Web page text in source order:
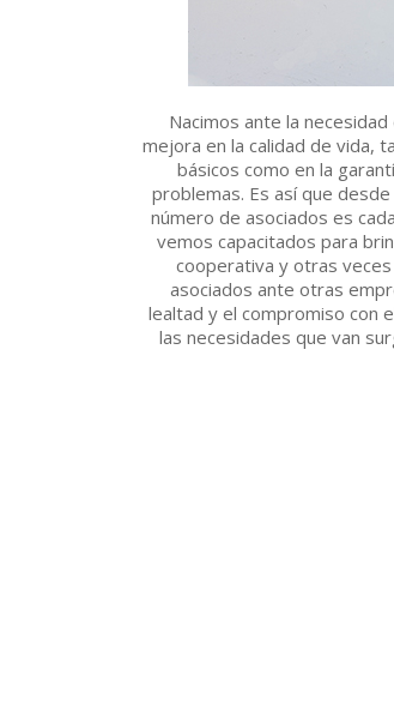
Nacimos ante la
mejora en la calidad de vida,
básicos como en la
problemas. Es así que
número de asociados es
vemos capacitados para
cooperativa y otras
asociados ante otras
lealtad y el compromiso con
las necesidades que van